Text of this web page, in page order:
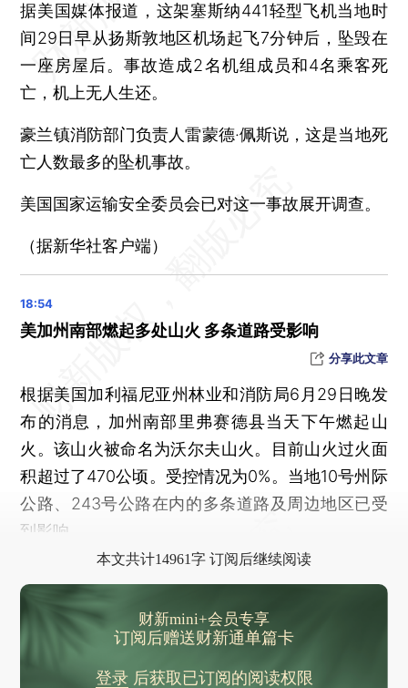
韩国特检组要求尹锡悦7月1日上午继续接受调查
引绰济辽输水工程全线成功试通水
加拿大取消数字服务税以推进对美贸易谈判
宁夏境内腾格里沙漠锁边全面完成
全长16.8公里 渝昆高铁全线最长单洞双线隧道贯通
全国铁路暑运7月1日启动 预计发送旅客9.53亿人次
民调显示美国总统特朗普支持率跌至新低
6月国家统计局制造业PMI升至49.7 仍位于收缩区间
黄色预警持续 13省份有大到暴雨 四川重庆有大暴雨
海外现存最长寿大熊猫“欣欣”迎来35岁生日，相对于人类110岁
俄美情报部门通话
俄发动新一轮大规模袭击 乌称击落拦截大量无人机和导弹
国际原子能机构总干事：伊朗仍可能在数月内生产出浓缩铀
晨读荐闻（国内、国际消息16条）
荣耀正式启动IPO流程 2024年为中国第五大手机厂
据美国媒体报道，这架塞斯纳441轻型飞机当地时
间29日早从扬斯敦地区机场起飞7分钟后，坠毁在
一座房屋后。事故造成2名机组成员和4名乘客死
亡，机上无人生还。
豪兰镇消防部门负责人雷蒙德·佩斯说，这是当地死
亡人数最多的坠机事故。
美国国家运输安全委员会已对这一事故展开调查。
（据新华社客户端）
美加州南部燃起多处山火 多条道路受影响
分享此文章
根据美国加利福尼亚州林业和消防局6月29日晚发
布的消息，加州南部里弗赛德县当天下午燃起山
火。该山火被命名为沃尔夫山火。目前山火过火面
积超过了470公顷。受控情况为0%。当地10号州际
公路、243号公路在内的多条道路及周边地区已受
到影响。
本文共计14961字 订阅后继续阅读
财新mini+会员专享
订阅后赠送财新通单篇卡
登录后获取已订阅的阅读权限